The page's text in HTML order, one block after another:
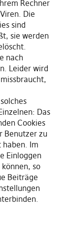
Rechner
Die
sind
sie werden
nach
Leider wird
Das
Cookies
Benutzer zu
Im
Einloggen
so
Beiträge